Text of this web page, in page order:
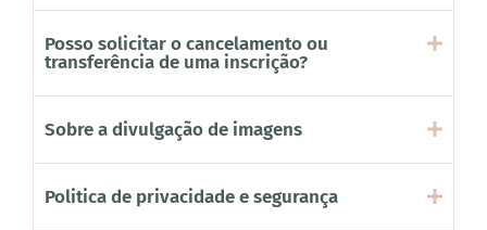
Posso solicitar o cancelamento ou
transferência de uma inscrição?
Sobre a divulgação de imagens
Politica de privacidade e segurança